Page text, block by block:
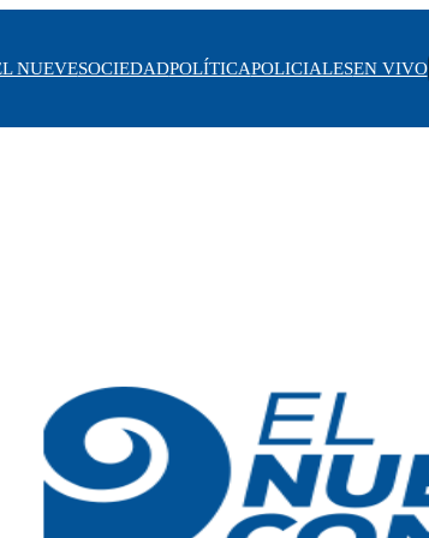
NUEVESOCIEDADPOLÍTICAPOLICIALESEN VIVO